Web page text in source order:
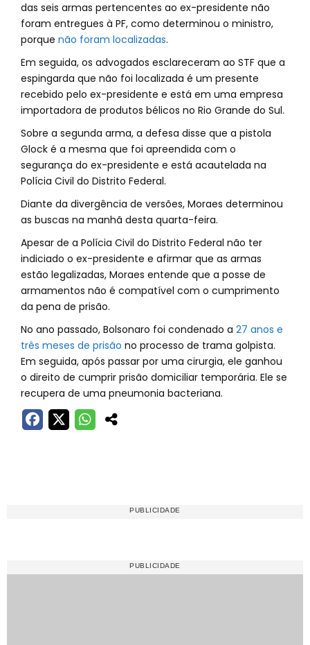
das seis armas pertencentes ao ex-presidente não
foram entregues à PF, como determinou o ministro,
porque não foram localizadas.
Em seguida, os advogados esclareceram ao STF que a
espingarda que não foi localizada é um presente
recebido pelo ex-presidente e está em uma empresa
importadora de produtos bélicos no Rio Grande do Sul.
Sobre a segunda arma, a defesa disse que a pistola
Glock é a mesma que foi apreendida com o
segurança do ex-presidente e está acautelada na
Polícia Civil do Distrito Federal.
Diante da divergência de versões, Moraes determinou
as buscas na manhã desta quarta-feira.
Apesar de a Polícia Civil do Distrito Federal não ter
indiciado o ex-presidente e afirmar que as armas
estão legalizadas, Moraes entende que a posse de
armamentos não é compatível com o cumprimento
da pena de prisão.
No ano passado, Bolsonaro foi condenado a 27 anos e
três meses de prisão no processo de trama golpista.
Em seguida, após passar por uma cirurgia, ele ganhou
o direito de cumprir prisão domiciliar temporária. Ele se
recupera de uma pneumonia bacteriana.